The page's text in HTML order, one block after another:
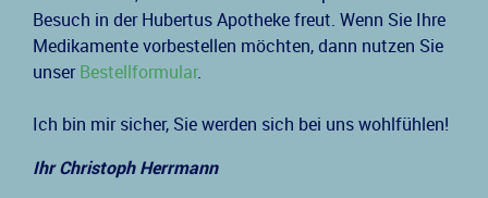
Besuch in der Hubertus Apotheke freut. Wenn Sie Ihre
Medikamente vorbestellen möchten, dann nutzen Sie
unser Bestellformular.
Ich bin mir sicher, Sie werden sich bei uns wohlfühlen!
Ihr Christoph Herrmann